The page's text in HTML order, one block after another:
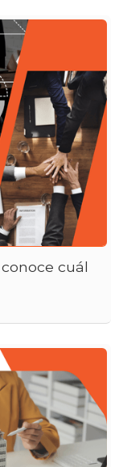
cuál